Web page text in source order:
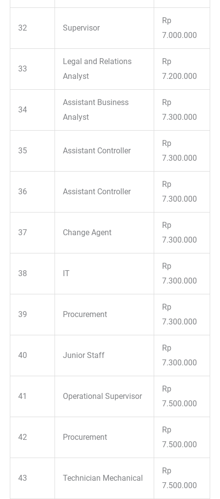
32 Supervisor
Rp
7.000.000
33
Legal and Relations
Analyst
Rp
7.200.000
34
Assistant Business
Analyst
Rp
7.300.000
35 Assistant Controller
Rp
7.300.000
36 Assistant Controller
Rp
7.300.000
37 Change Agent
Rp
7.300.000
38 IT
Rp
7.300.000
39 Procurement
Rp
7.300.000
40 Junior Staff
Rp
7.300.000
41 Operational Supervisor
Rp
7.500.000
42 Procurement
Rp
7.500.000
43 Technician Mechanical
Rp
7.500.000